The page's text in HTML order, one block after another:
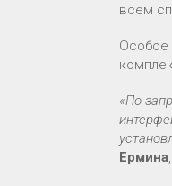
всем
Особое
«По
Ермина